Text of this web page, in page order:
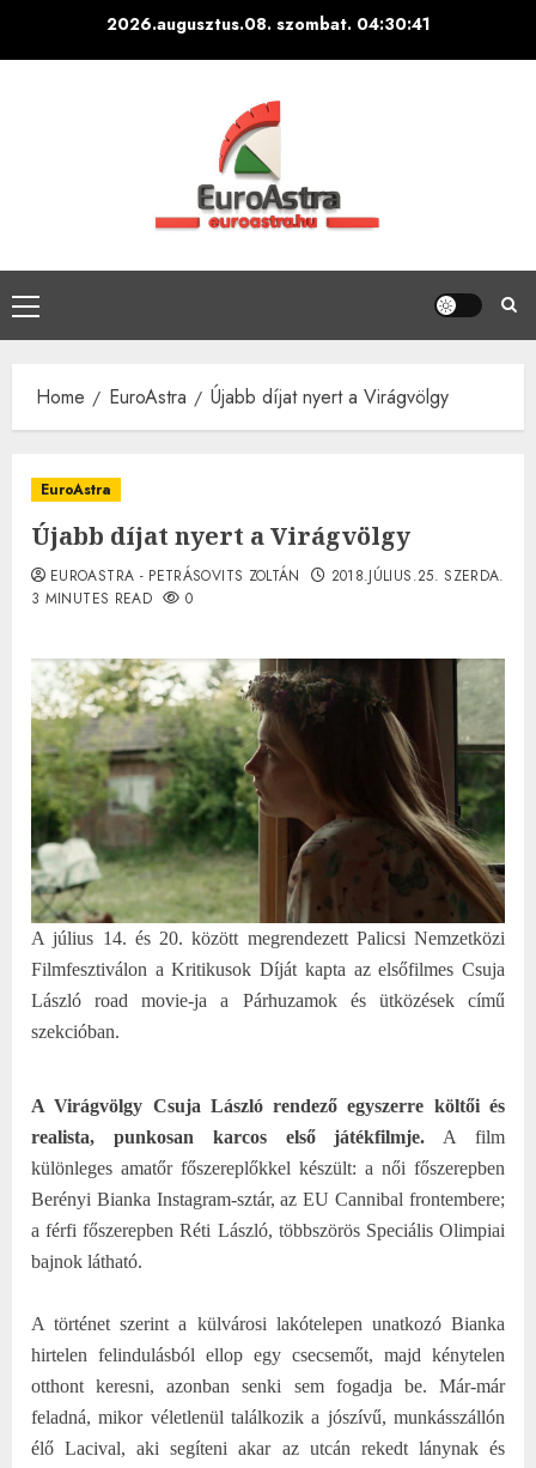
2026.augusztus.08. szombat. 04:30:42
Primary
Menu
Home EuroAstra Újabb díjat nyert a Virágvölgy
EuroAstra
Újabb díjat nyert a Virágvölgy
EUROASTRA - PETRÁSOVITS ZOLTÁN
2018.JÚLIUS.25. SZERDA.
3 MINUTES READ
0
A július 14. és 20. között megrendezett Palicsi Nemzetközi
Filmfesztiválon a Kritikusok Díját kapta az elsőfilmes Csuja
László road movie-ja a Párhuzamok és ütközések című
szekcióban.
A Virágvölgy Csuja László rendező egyszerre költői és
realista, punkosan karcos első játékfilmje. A film
különleges amatőr főszereplőkkel készült: a női főszerepben
Berényi Bianka Instagram-sztár, az EU Cannibal frontembere;
a férfi főszerepben Réti László, többszörös Speciális Olimpiai
bajnok látható.
A történet szerint a külvárosi lakótelepen unatkozó Bianka
hirtelen felindulásból ellop egy csecsemőt, majd kénytelen
otthont keresni, azonban senki sem fogadja be. Már-már
feladná, mikor véletlenül találkozik a jószívű, munkásszállón
élő Lacival, aki segíteni akar az utcán rekedt lánynak és